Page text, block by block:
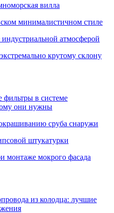
вилла
минималистичном стиле
атмосферой
крутому склону
фильтры в системе
они нужны
сруба снаружи
штукатурки
монтаже мокрого фасада
из колодца: лучшие